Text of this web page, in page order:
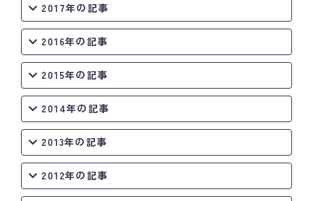
2017年の記事
2016年の記事
2015年の記事
2014年の記事
2013年の記事
2012年の記事